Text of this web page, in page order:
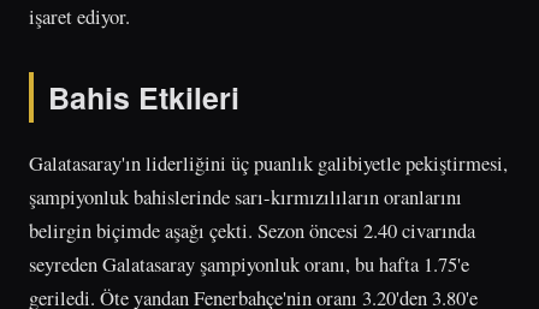
işaret ediyor.
Bahis Etkileri
Galatasaray'ın liderliğini üç puanlık galibiyetle pekiştirmesi,
şampiyonluk bahislerinde sarı-kırmızılıların oranlarını
belirgin biçimde aşağı çekti. Sezon öncesi 2.40 civarında
seyreden Galatasaray şampiyonluk oranı, bu hafta 1.75'e
geriledi. Öte yandan Fenerbahçe'nin oranı 3.20'den 3.80'e